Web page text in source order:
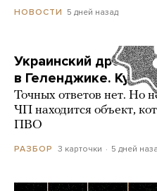
НОВОСТИ 5 дней назад
Украинский дрон
в Геленджике. Куда
Точных ответов нет. Но
ЧП находится объект,
ПВО
РАЗБОР 3 карточки 5 дней